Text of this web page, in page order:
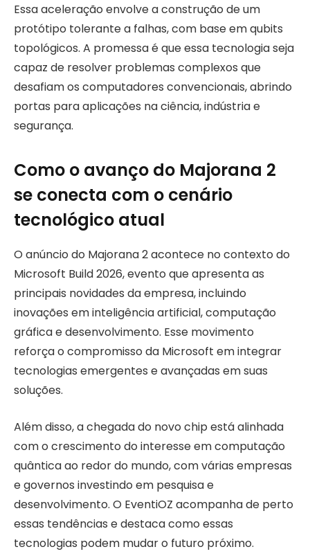
Essa aceleração envolve a construção de um
protótipo tolerante a falhas, com base em qubits
topológicos. A promessa é que essa tecnologia seja
capaz de resolver problemas complexos que
desafiam os computadores convencionais, abrindo
portas para aplicações na ciência, indústria e
segurança.
Como o avanço do Majorana 2
se conecta com o cenário
tecnológico atual
O anúncio do Majorana 2 acontece no contexto do
Microsoft Build 2026, evento que apresenta as
principais novidades da empresa, incluindo
inovações em inteligência artificial, computação
gráfica e desenvolvimento. Esse movimento
reforça o compromisso da Microsoft em integrar
tecnologias emergentes e avançadas em suas
soluções.
Além disso, a chegada do novo chip está alinhada
com o crescimento do interesse em computação
quântica ao redor do mundo, com várias empresas
e governos investindo em pesquisa e
desenvolvimento. O EventiOZ acompanha de perto
essas tendências e destaca como essas
tecnologias podem mudar o futuro próximo.